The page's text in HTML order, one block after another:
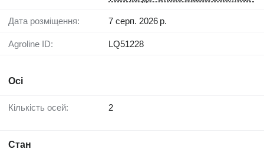
Дата розміщення: 7 серп. 2026 р.
Agroline ID: LQ51228
Осі
Кількість осей: 2
Стан